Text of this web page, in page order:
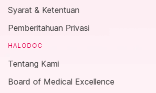
Syarat & Ketentuan
Pemberitahuan Privasi
HALODOC
Tentang Kami
Board of Medical Excellence